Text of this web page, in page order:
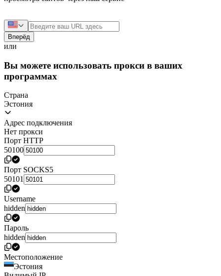
Вперёд
или
Вы можете использовать прокси в ваших
программах
Страна
Эстония
Адрес подключения
Нет прокси
Порт HTTP
50100
Порт SOCKS5
50101
Username
hidden
Пароль
hidden
Местоположение
Эстония